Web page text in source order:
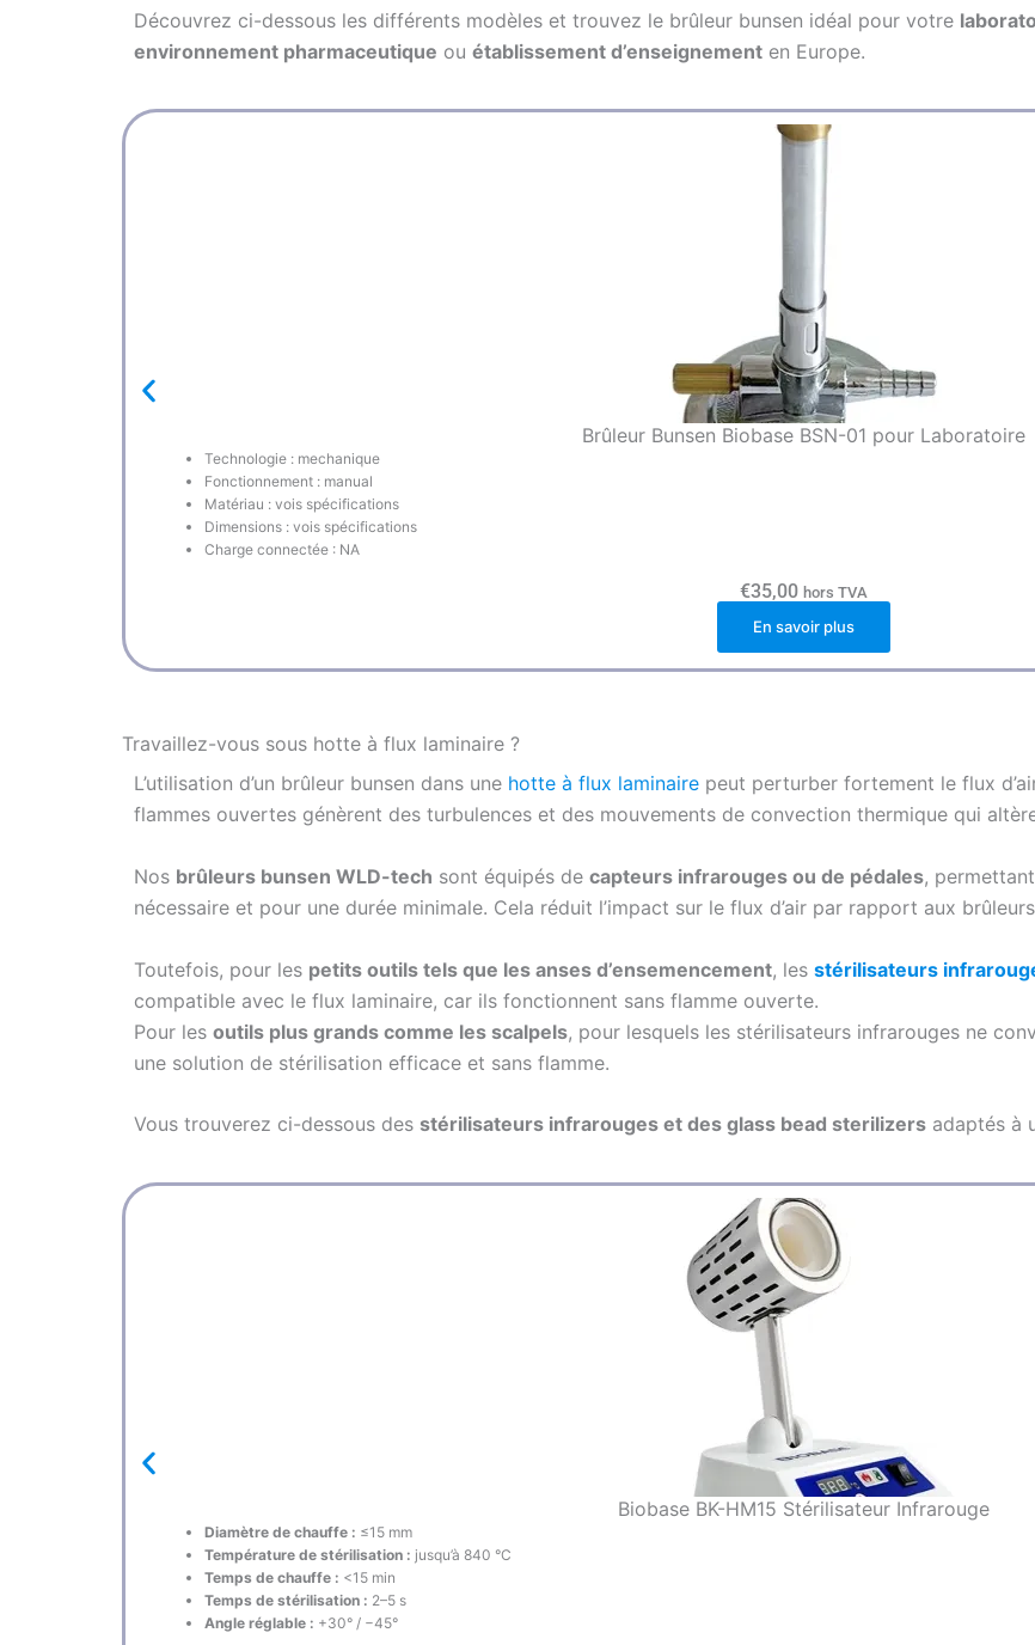
Découvrez ci-dessous les différents modèles et trouvez le brûleur bunsen idéal pour votre
environnement pharmaceutique ou établissement d’enseignement en Europe.
Brûleur Bunsen Biobase BSN-01 pour Laboratoire
Technologie : mechanique
Fonctionnement : manual
Matériau : vois spécifications
Dimensions : vois spécifications
Charge connectée : NA
€35,00 hors TVA
En savoir plus
Travaillez-vous sous hotte à flux laminaire ?
L’utilisation d’un brûleur bunsen dans une hotte à flux laminaire peut perturber fortement le flux
flammes ouvertes génèrent des turbulences et des mouvements de convection thermique qui
Nos brûleurs bunsen WLD-tech sont équipés de capteurs infrarouges ou de pédales,
nécessaire et pour une durée minimale. Cela réduit l’impact sur le flux d’air par rapport aux
Toutefois, pour les petits outils tels que les anses d’ensemencement, les stérilisateurs
compatible avec le flux laminaire, car ils fonctionnent sans flamme ouverte.
Pour les outils plus grands comme les scalpels, pour lesquels les stérilisateurs infrarouges ne
une solution de stérilisation efficace et sans flamme.
Vous trouverez ci-dessous des stérilisateurs infrarouges et des glass bead sterilizers adaptés à
Biobase BK-HM15 Stérilisateur Infrarouge
Diamètre de chauffe : ≤15 mm
Température de stérilisation : jusqu’à 840 °C
Temps de chauffe : <15 min
Temps de stérilisation : 2–5 s
Angle réglable : +30° / −45°